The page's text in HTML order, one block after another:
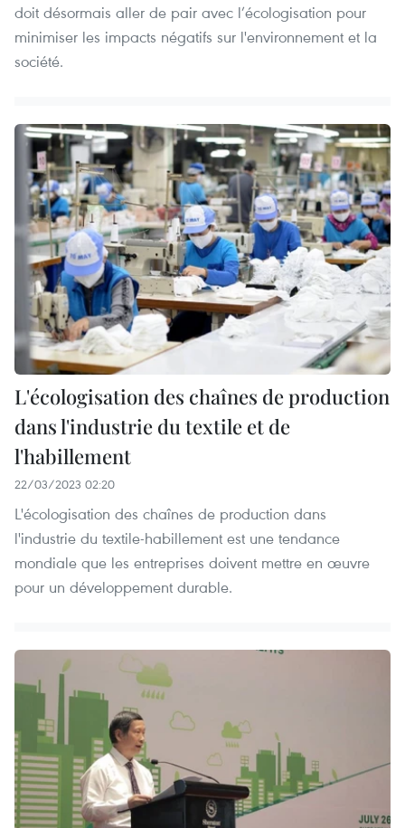
doit désormais aller de pair avec l’écologisation pour
minimiser les impacts négatifs sur l'environnement et la
société.
L'écologisation des chaînes de production
dans l'industrie du textile et de
l'habillement
22/03/2023 02:20
L'écologisation des chaînes de production dans
l'industrie du textile-habillement est une tendance
mondiale que les entreprises doivent mettre en œuvre
pour un développement durable.